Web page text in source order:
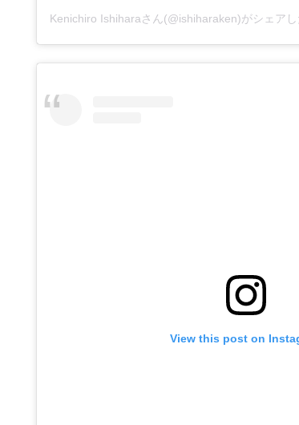
Kenichiro Ishiharaさん(@ishiharaken)がシェア
View this post on